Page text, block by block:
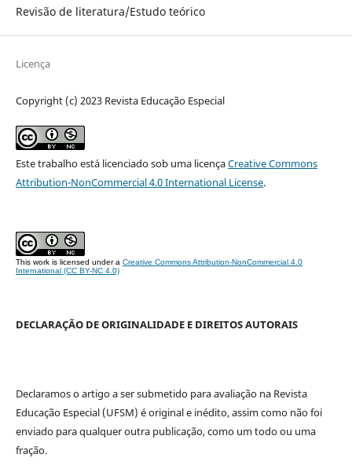
Revisão de literatura/Estudo teórico
Licença
Copyright (c) 2023 Revista Educação Especial
Este trabalho está licenciado sob uma licençaCreative Commons
Attribution-NonCommercial 4.0 International License.
This work is licensed under a Creative Commons Attribution-NonCommercial 4.0
International (CC BY-NC 4.0)
DECLARAÇÃO DE ORIGINALIDADE E DIREITOS AUTORAIS
Declaramos o artigo a ser submetido para avaliação na Revista
Educação Especial (UFSM) é original e inédito, assim como não foi
enviado para qualquer outra publicação, como um todo ou uma
fração.